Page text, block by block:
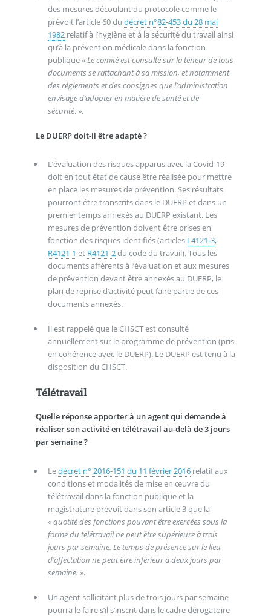
des mesures découlant du protocole comme le
prévoit l’article 60 du décret n°82-453 du 28 mai
1982relatif à l’hygiène et à la sécurité du travail ainsi
qu’à la prévention médicale dans la fonction
publique «Le comité est consulté sur la teneur de tous
documents se rattachant à sa mission, et notamment
des règlements et des consignes que l’administration
envisage d’adopter en matière de santé et de
sécurité. ».
Le DUERP doit-il être adapté ?
L’évaluation des risques apparus avec la Covid-19
doit en tout état de cause être réalisée pour mettre
en place les mesures de prévention. Ses résultats
pourront être transcrits dans le DUERP et dans un
premier temps annexés au DUERP existant. Les
mesures de prévention doivent être prises en
fonction des risques identifiés (articles L4121-3,
R4121-1 et R4121-2du code du travail). Tous les
documents afférents à l’évaluation et aux mesures
de prévention devant être annexés au DUERP, le
plan de reprise d’activité peut faire partie de ces
documents annexés.
Il est rappelé que le CHSCT est consulté
annuellement sur le programme de prévention (pris
en cohérence avec le DUERP). Le DUERP est tenu à la
disposition du CHSCT.
Télétravail
Quelle réponse apporter à un agent qui demande à
réaliser son activité en télétravail au-delà de 3 jours
par semaine ?
Ledécret n° 2016-151 du 11 février 2016relatif aux
conditions et modalités de mise en œuvre du
télétravail dans la fonction publique et la
magistrature prévoit dans son article 3 que la
«quotité des fonctions pouvant être exercées sous la
forme du télétravail ne peut être supérieure à trois
jours par semaine. Le temps de présence sur le lieu
d’affectation ne peut être inférieur à deux jours par
semaine. ».
Un agent sollicitant plus de trois jours par semaine
pourra le faire s’il s’inscrit dans le cadre dérogatoire